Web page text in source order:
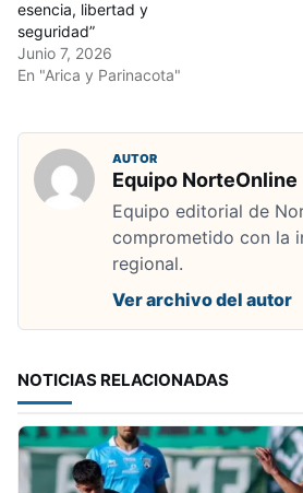
esencia, libertad y
seguridad”
Junio 7, 2026
En "Arica y Parinacota"
AUTOR
Equipo NorteOnline
Equipo editorial de
comprometido con la
regional.
Ver archivo del autor
NOTICIAS RELACIONADAS